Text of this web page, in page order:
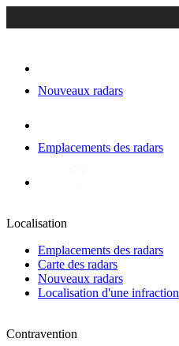
Nouveaux radars
Emplacements des radars
Localisation
Emplacements des radars
Carte des radars
Nouveaux radars
Localisation d'une infraction
Contravention